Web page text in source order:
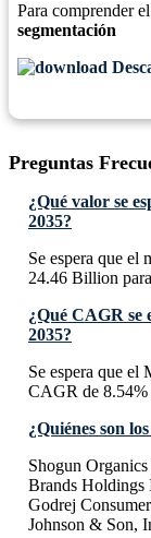
Para comprender el
segmentación
Preguntas
¿Qué valor se
2035?
Se espera que el
24.46 Billion
¿Qué CAGR se
2035?
Se espera que el
CAGR de 8.54%
¿Quiénes son
Shogun
Brands Holdings
Godrej
Johnson & Son,